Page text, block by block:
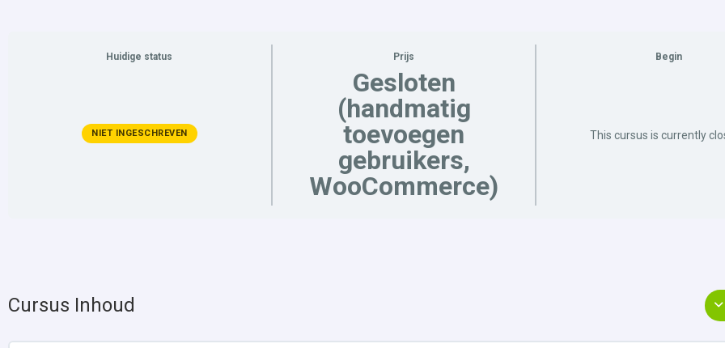
Huidige status
NIET INGESCHREVEN
Prijs
Gesloten
(handmatig
toevoegen
gebruikers,
WooCommerce)
Begin
This cursus is currently
Cursus Inhoud